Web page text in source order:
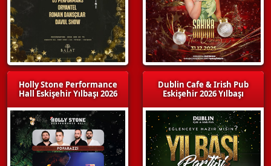
Holly Stone Performance
Hall Eskişehir Yılbaşı 2026
Dublin Cafe & Irish Pub
Eskişehir 2026 Yılbaşı